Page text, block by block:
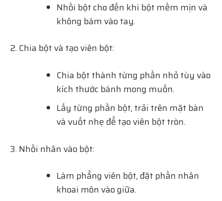
Nhồi bột cho đến khi bột mềm mịn và
không bám vào tay.
Chia bột và tạo viên bột:
Chia bột thành từng phần nhỏ tùy vào
kích thước bánh mong muốn.
Lấy từng phần bột, trải trên mặt bàn
và vuốt nhẹ để tạo viên bột tròn.
Nhồi nhân vào bột:
Làm phẳng viên bột, đặt phần nhân
khoai môn vào giữa.